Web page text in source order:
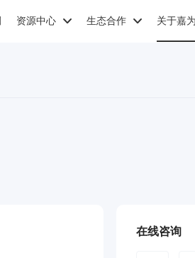
资源中心 生态合作 关于嘉为
在线咨询